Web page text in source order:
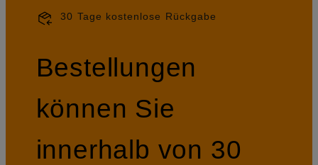
30 Tage kostenlose Rückgabe
Bestellungen
können Sie
innerhalb von 30